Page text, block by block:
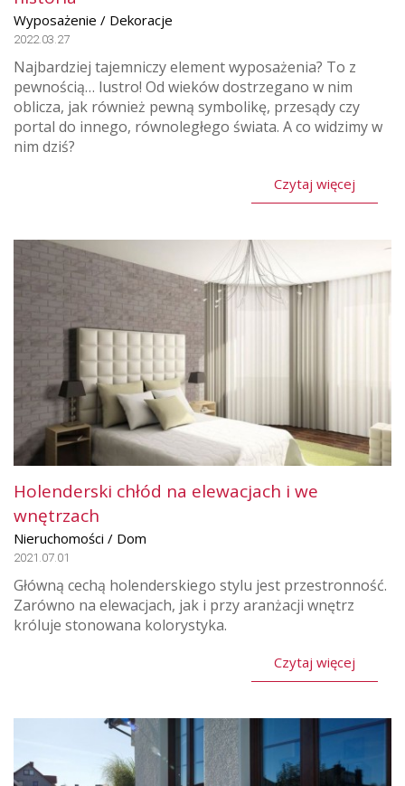
Wyposażenie / Dekoracje
2022.03.27
Najbardziej tajemniczy element wyposażenia? To z
pewnością… lustro! Od wieków dostrzegano w nim
oblicza, jak również pewną symbolikę, przesądy czy
portal do innego, równoległego świata. A co widzimy w
nim dziś?
Czytaj więcej
Holenderski chłód na elewacjach i we
wnętrzach
Nieruchomości / Dom
2021.07.01
Główną cechą holenderskiego stylu jest przestronność.
Zarówno na elewacjach, jak i przy aranżacji wnętrz
króluje stonowana kolorystyka.
Czytaj więcej